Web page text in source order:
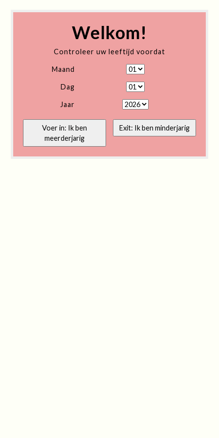
Welkom!
Controleer uw leeftijd voordat
Maand
Dag
Jaar